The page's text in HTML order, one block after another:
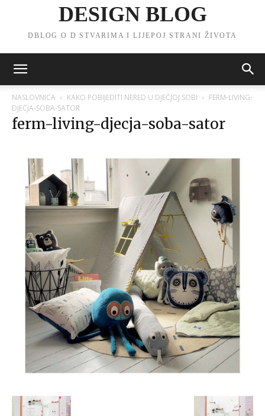
DESIGN BLOG
DBLOG O D STVARIMA I LIJEPOJ STRANI ŽIVOTA
NASLOVNICA KAKO POBIJEDITI NERED U DJEČJOJ SOBI
FERM-LIVING-
DJECJA-SOBA-SATOR
ferm-living-djecja-soba-sator